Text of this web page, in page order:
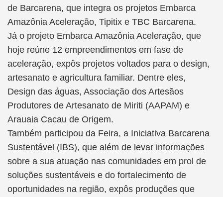
de Barcarena, que integra os projetos Embarca
Amazônia Aceleração, Tipitix e TBC Barcarena.
Já o projeto Embarca Amazônia Aceleração, que
hoje reúne 12 empreendimentos em fase de
aceleração, expôs projetos voltados para o design,
artesanato e agricultura familiar. Dentre eles,
Design das águas, Associação dos Artesãos
Produtores de Artesanato de Miriti (AAPAM) e
Arauaia Cacau de Origem.
Também participou da Feira, a Iniciativa Barcarena
Sustentável (IBS), que além de levar informações
sobre a sua atuação nas comunidades em prol de
soluções sustentáveis e do fortalecimento de
oportunidades na região, expôs produções que